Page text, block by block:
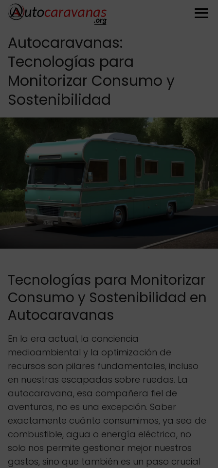
Autocaravanas:
Tecnologías para
Monitorizar Consumo y
Sostenibilidad
Tecnologías para Monitorizar
Consumo y Sostenibilidad en
Autocaravanas
En la era actual, la conciencia
medioambiental y la optimización de
recursos son pilares fundamentales, incluso
en nuestras escapadas sobre ruedas. La
autocaravana, esa compañera fiel de
aventuras, no es una excepción. Saber
exactamente cuánto consumimos, ya sea de
combustible, agua o energía eléctrica, no
solo nos permite gestionar mejor nuestros
gastos, sino que también es un paso crucial